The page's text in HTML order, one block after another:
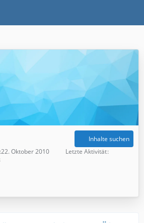
Inhalte suchen
22. Oktober 2010
Letzte Aktivität